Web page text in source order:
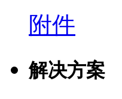
附件
解决方案